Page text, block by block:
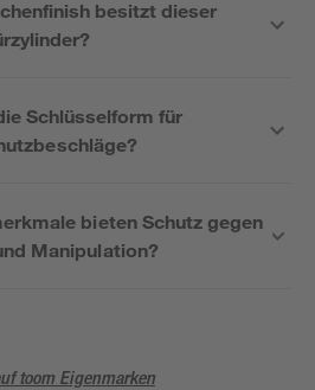
besitzt dieser
Schlüsselform für
bieten Schutz gegen
Manipulation?
toom Eigenmarken